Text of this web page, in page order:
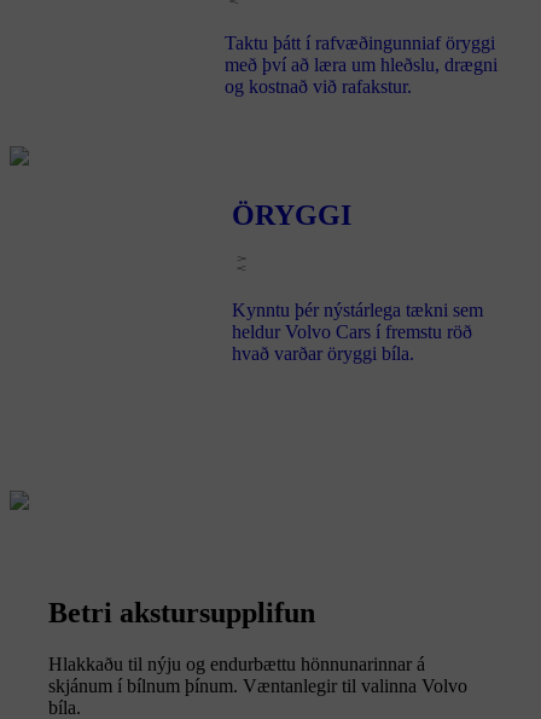
Taktu þátt í rafvæðingunniaf öryggi
með því að læra um hleðslu, drægni
og kostnað við rafakstur.
ÖRYGGI
Kynntu þér nýstárlega tækni sem
heldur Volvo Cars í fremstu röð
hvað varðar öryggi bíla.
Betri akstursupplifun
Hlakkaðu til nýju og endurbættu hönnunarinnar á
skjánum í bílnum þínum. Væntanlegir til valinna Volvo
bíla.